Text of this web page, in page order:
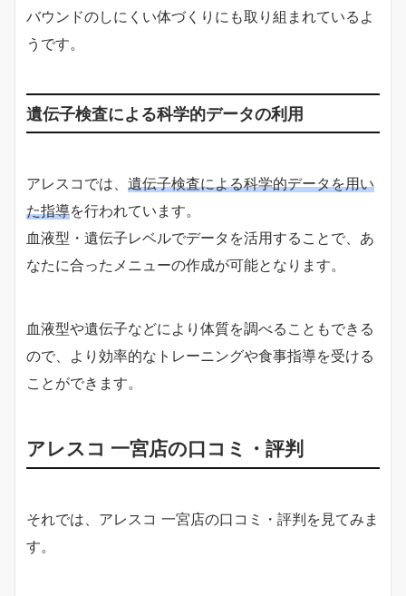
バウンドのしにくい体づくりにも取り組まれているよ
うです。
遺伝子検査による科学的データの利用
アレスコでは、 遺伝子検査による科学的データを用い
た指導を行われています。
血液型・遺伝子レベルでデータを活用することで、あ
なたに合ったメニューの作成が可能となります。
血液型や遺伝子などにより体質を調べることもできる
ので、より効率的なトレーニングや食事指導を受ける
ことができます。
アレスコ 一宮店の口コミ・評判
それでは、アレスコ 一宮店の口コミ・評判を見てみま
す。